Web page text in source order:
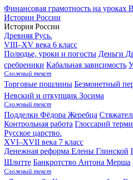
Финансовая грамотность на уроках
Истории России
История России
Древняя Русь.
VIII–XV века 6 класс
Полюдье, уроки и погосты Деньги
сребреники Кабальная зависимость
Сложный текст
Торговые пошлины Безмонетный
Невский и откупщик Зосима
Сложный текст
Подделки Фёдора Жеребца
Контрольная работа Глоссарий
Русское царство.
XVI–XVII века 7 класс
Денежная реформа Елены Глинской
Шлитте Банкротство Антона Мерша
Сложный текст